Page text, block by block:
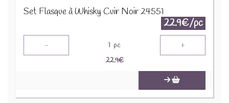
Set Flasque à Whisky Cuir Noir 24551
22.9€/pc
- 1 pc +
22.9€